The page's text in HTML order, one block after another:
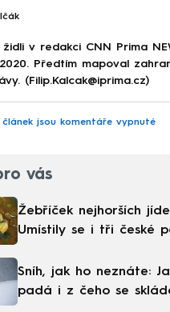
v redakci CNN Prima
Předtím mapoval
(Filip.Kalcak@iprima.cz)
jsou komentáře vypnuté
vás
Žebříček nejhorších
Umístily se i tři české
Sníh, jak ho neznáte:
padá i z čeho se